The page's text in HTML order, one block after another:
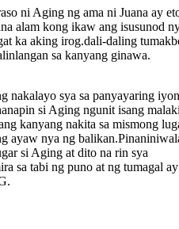
ni Aging ng ama ni Juana ay
alam kong ikaw ang isusunod
ka aking irog.dali-daling
sa kanyang ginawa.
nakalayo sya sa panyayaring
si Aging ngunit isang
kanyang nakita sa mismong
ayaw nya ng
si Aging at dito na rin sya
sa tabi ng puno at ng tumagal ay